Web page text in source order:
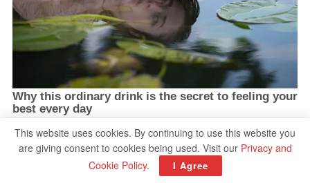
This website uses cookies. By continuing to use this website you
are giving consent to cookies being used. Visit our Privacy and
Cookie Policy. I Agree